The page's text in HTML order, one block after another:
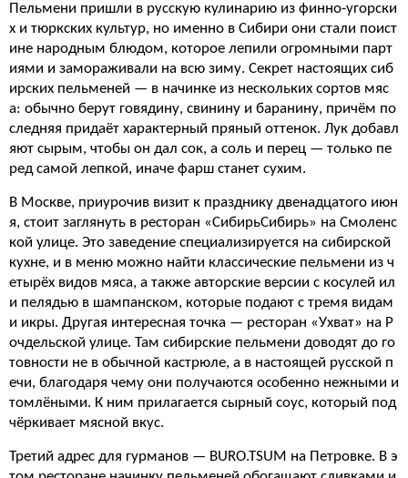
Пельмени пришли в русскую кулинарию из финно-угорски
х и тюркских культур, но именно в Сибири они стали поист
ине народным блюдом, которое лепили огромными парт
иями и замораживали на всю зиму. Секрет настоящих сиб
ирских пельменей — в начинке из нескольких сортов мяс
а: обычно берут говядину, свинину и баранину, причём по
следняя придаёт характерный пряный оттенок. Лук добавл
яют сырым, чтобы он дал сок, а соль и перец — только пе
ред самой лепкой, иначе фарш станет сухим.
В Москве, приурочив визит к празднику двенадцатого июн
я, стоит заглянуть в ресторан «СибирьСибирь» на Смоленс
кой улице. Это заведение специализируется на сибирской
кухне, и в меню можно найти классические пельмени из ч
етырёх видов мяса, а также авторские версии с косулей ил
и пелядью в шампанском, которые подают с тремя видам
и икры. Другая интересная точка — ресторан «Ухват» на Р
очдельской улице. Там сибирские пельмени доводят до го
товности не в обычной кастрюле, а в настоящей русской п
ечи, благодаря чему они получаются особенно нежными и
томлёными. К ним прилагается сырный соус, который под
чёркивает мясной вкус.
Третий адрес для гурманов — BURO.TSUM на Петровке. В э